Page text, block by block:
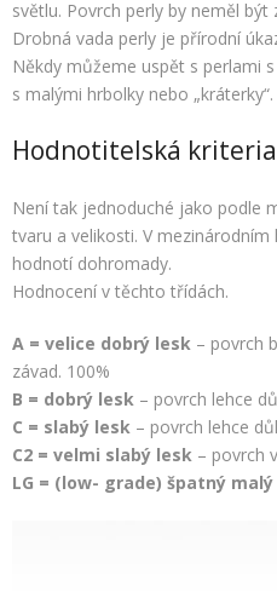
světlu. Povrch perly by neměl
Drobná vada perly je přírodní
Někdy můžeme uspět s perlami
s malými hrbolky nebo „kráterky“.
Hodnotitelská
Není tak jednoduché jako podle
tvaru a velikosti. V
hodnotí dohromady.
Hodnocení v těchto třídách.
A = velice dobrý lesk – povrch
závad. 100%
B = dobrý lesk – povrch lehce
C = slabý lesk – povrch lehce
C2 = velmi slabý lesk – povrch
LG = (low- grade) špatný